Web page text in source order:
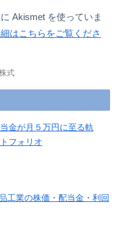
Akismet を使っていま
はこちらをご覧くださ
式
金が月５万円に至る軌
フォリオ
工業の株価・配当金・利回